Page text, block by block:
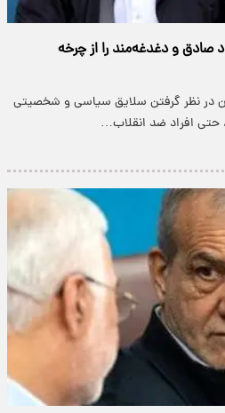
صادق و دغدغه‌مند را از چرخه
در نظر گرفتن سلایق سیاسی و شخصیتی
حتی افراد ضد انقلاب…